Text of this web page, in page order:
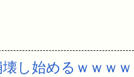
し始めるｗｗｗｗ